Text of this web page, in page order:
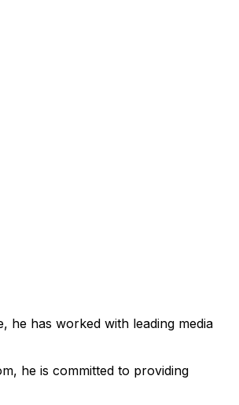
he has worked with leading media
he is committed to providing